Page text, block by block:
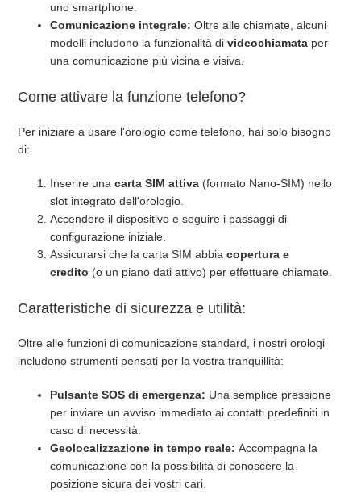
Quale caricabatterie devo usare per il mio SaveWatch?
Vedi altro
uno smartphone.
Comunicazione integrale: Oltre alle chiamate, alcuni
modelli includono la funzionalità divideochiamata per
una comunicazione più vicina e visiva.
Come attivare la funzione telefono?
Per iniziare a usare l'orologio come telefono, hai solo bisogno
di:
Inserire unacarta SIM attiva (formato Nano-SIM) nello
slot integrato dell'orologio.
Accendere il dispositivo e seguire i passaggi di
configurazione iniziale.
Assicurarsi che la carta SIM abbiacopertura e
credito (o un piano dati attivo) per effettuare chiamate.
Caratteristiche di sicurezza e utilità:
Oltre alle funzioni di comunicazione standard, i nostri orologi
includono strumenti pensati per la vostra tranquillità:
Pulsante SOS di emergenza: Una semplice pressione
per inviare un avviso immediato ai contatti predefiniti in
caso di necessità.
Geolocalizzazione in tempo reale: Accompagna la
comunicazione con la possibilità di conoscere la
posizione sicura dei vostri cari.